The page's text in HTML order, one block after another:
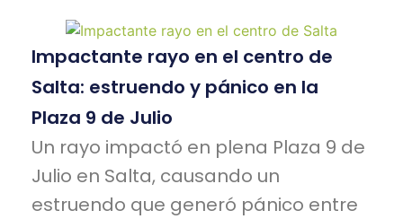
Impactante rayo en el centro de
Salta: estruendo y pánico en la
Plaza 9 de Julio
Un rayo impactó en plena Plaza 9 de
Julio en Salta, causando un
estruendo que generó pánico entre